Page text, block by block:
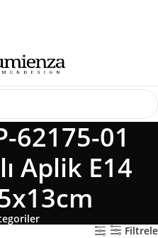
3 Taksit Fırsatı
62175-01
Aplik E14
Filtrele